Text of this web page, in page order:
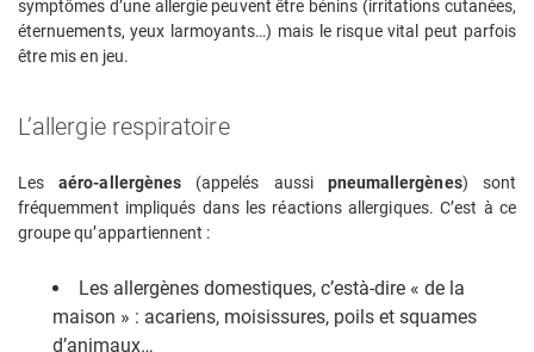
symptômes d’une allergie peuvent être bénins (irritations cutanées,
éternuements, yeux larmoyants…) mais le risque vital peut parfois
être mis en jeu.
L’allergie respiratoire
Lesaéro-allergènes(appelés aussi pneumallergènes) sont
fréquemment impliqués dans les réactions allergiques. C’est à ce
groupe qu’appartiennent :
Les allergènes domestiques, c’està-dire « de la
maison » : acariens, moisissures, poils et squames
d’animaux…